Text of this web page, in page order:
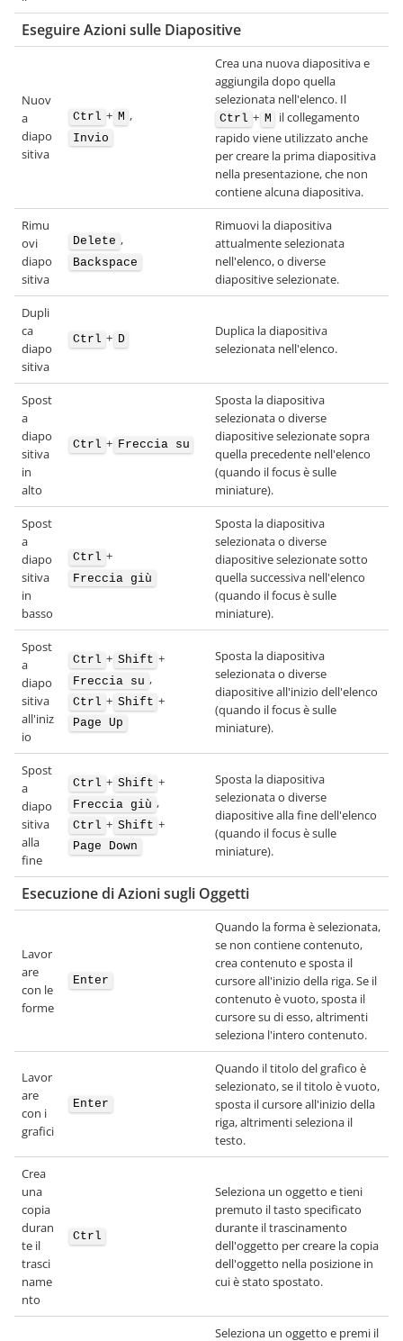
Eseguire Azioni sulle Diapositive
Nuov
a
diapo
sitiva
Ctrl + M ,
Invio
Crea una nuova diapositiva e
aggiungila dopo quella
selezionata nell'elenco. Il
Ctrl + M
il collegamento
rapido viene utilizzato anche
per creare la prima diapositiva
nella presentazione, che non
contiene alcuna diapositiva.
Rimu
ovi
diapo
sitiva
Delete ,
Backspace
Rimuovi la diapositiva
attualmente selezionata
nell'elenco, o diverse
diapositive selezionate.
Dupli
ca
diapo
sitiva
Ctrl + D
Duplica la diapositiva
selezionata nell'elenco.
Spost
a
diapo
sitiva
in
alto
Ctrl + Freccia su
Sposta la diapositiva
selezionata o diverse
diapositive selezionate sopra
quella precedente nell'elenco
(quando il focus è sulle
miniature).
Spost
a
diapo
sitiva
in
basso
Ctrl +
Freccia giù
Sposta la diapositiva
selezionata o diverse
diapositive selezionate sotto
quella successiva nell'elenco
(quando il focus è sulle
miniature).
Spost
a
diapo
sitiva
all'iniz
io
Ctrl + Shift +
Freccia su ,
Ctrl + Shift +
Page Up
Sposta la diapositiva
selezionata o diverse
diapositive all'inizio dell'elenco
(quando il focus è sulle
miniature).
Spost
a
diapo
sitiva
alla
fine
Ctrl + Shift +
Freccia giù ,
Ctrl + Shift +
Page Down
Sposta la diapositiva
selezionata o diverse
diapositive alla fine dell'elenco
(quando il focus è sulle
miniature).
Esecuzione di Azioni sugli Oggetti
Lavor
are
con le
forme
Enter
Quando la forma è selezionata,
se non contiene contenuto,
crea contenuto e sposta il
cursore all'inizio della riga. Se il
contenuto è vuoto, sposta il
cursore su di esso, altrimenti
seleziona l'intero contenuto.
Lavor
are
con i
grafici
Enter
Quando il titolo del grafico è
selezionato, se il titolo è vuoto,
sposta il cursore all'inizio della
riga, altrimenti seleziona il
testo.
Crea
una
copia
duran
te il
trasci
name
nto
Ctrl
Seleziona un oggetto e tieni
premuto il tasto specificato
durante il trascinamento
dell'oggetto per creare la copia
dell'oggetto nella posizione in
cui è stato spostato.
Seleziona un oggetto e premi il